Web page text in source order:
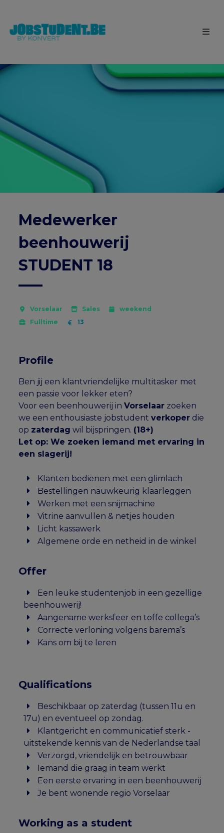
Medewerker
beenhouwerij
STUDENT 18
Vorselaar Sales
weekend
Fulltime
13
Profile
Ben jij een klantvriendelijke multitasker met
een passie voor lekker eten?
Voor een beenhouwerij inVorselaar zoeken
we een enthousiaste jobstudentverkoper die
op zaterdag wil bijspringen. (18+)
Let op: We zoeken iemand met ervaring in
een slagerij!
Klanten bedienen met een glimlach
Bestellingen nauwkeurig klaarleggen
Werken met een snijmachine
Vitrine aanvullen & netjes houden
Licht kassawerk
Algemene orde en netheid in de winkel
Offer
Een leuke studentenjob in een gezellige
beenhouwerij!
Aangename werksfeer en toffe collega’s
Correcte verloning volgens barema’s
Kans om bij te leren
Qualifications
Beschikbaar op zaterdag (tussen 11u en
17u) en eventueel op zondag.
Klantgericht en communicatief sterk -
uitstekende kennis van de Nederlandse taal
Verzorgd, vriendelijk en betrouwbaar
Iemand die graag in team werkt
Een eerste ervaring in een beenhouwerij
Je bent wonende regio Vorselaar
Working as a student